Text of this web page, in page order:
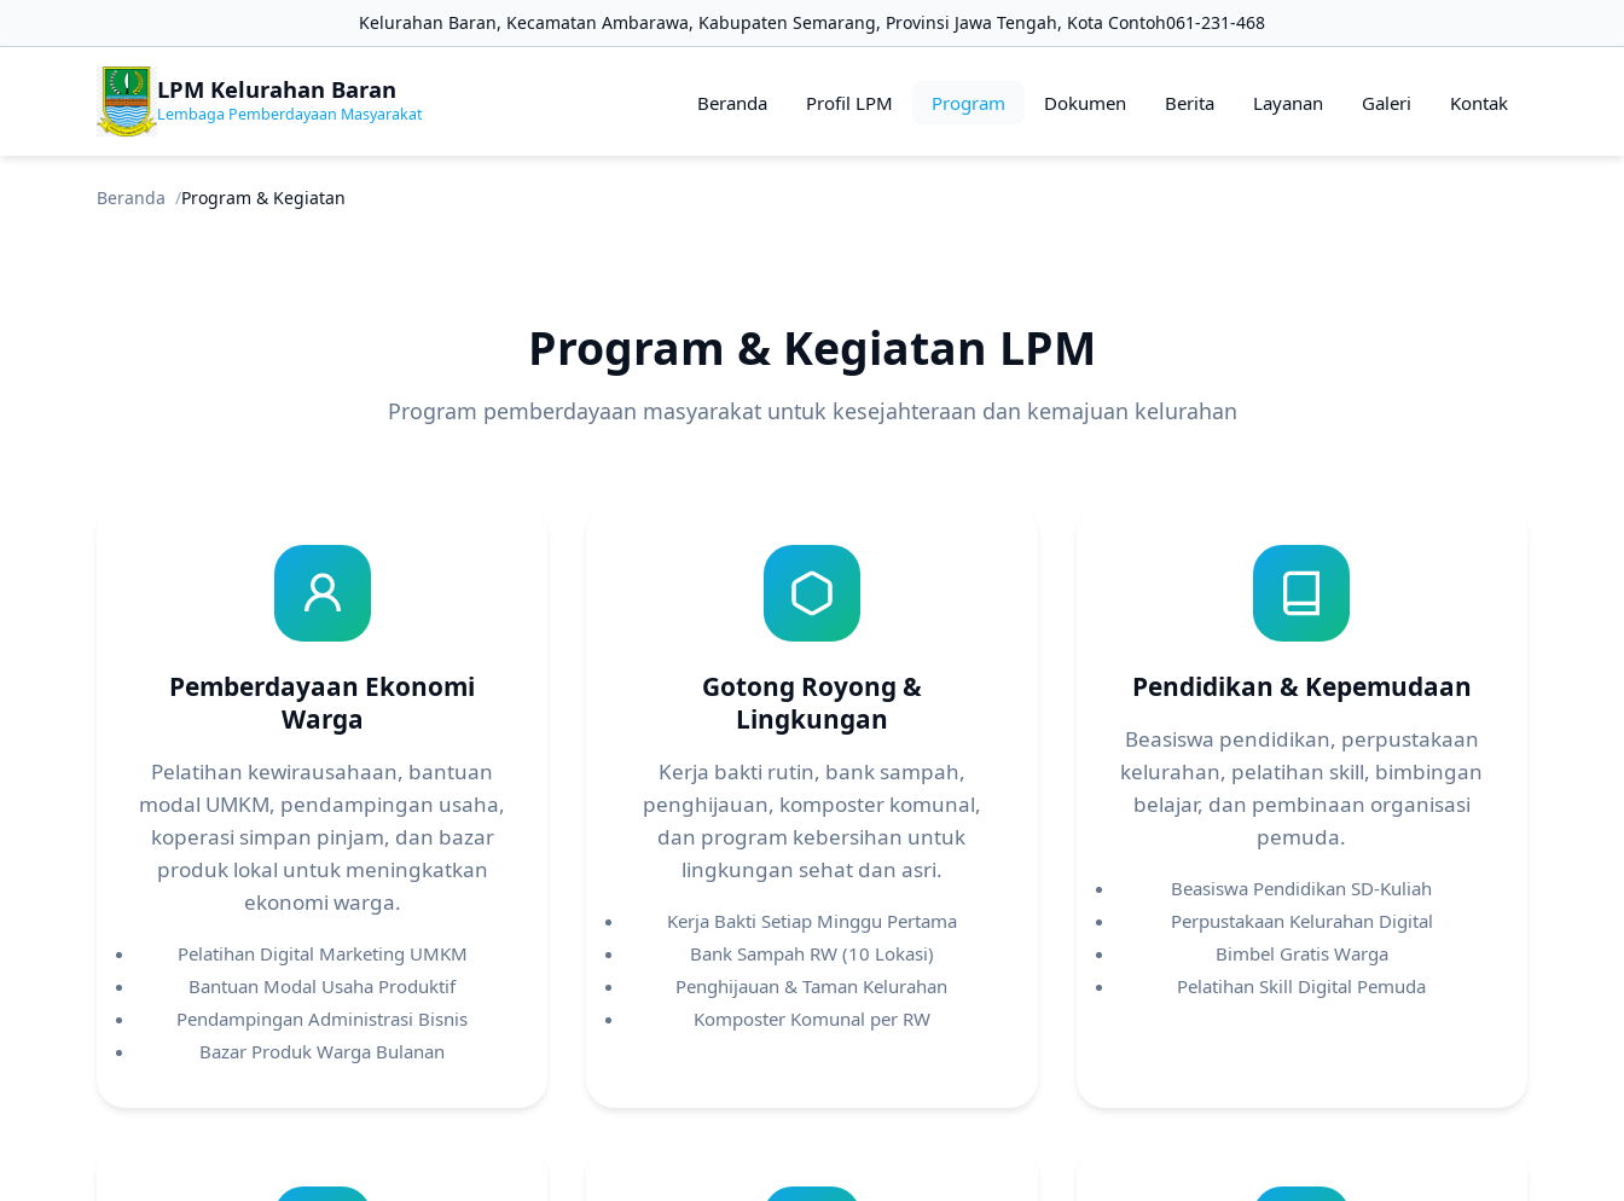
Kelurahan Baran, Kecamatan Ambarawa, Kabupaten Semarang, Provinsi Jawa Tengah, Kota Contoh061-231-468
LPM Kelurahan Baran
Lembaga Pemberdayaan Masyarakat Beranda Profil LPM Program Dokumen Berita Layanan Galeri Kontak
Beranda Program & Kegiatan
Program & Kegiatan LPM
Program pemberdayaan masyarakat untuk kesejahteraan dan kemajuan kelurahan
Pemberdayaan Ekonomi
Warga
Pelatihan kewirausahaan, bantuan
modal UMKM, pendampingan usaha,
koperasi simpan pinjam, dan bazar
produk lokal untuk meningkatkan
ekonomi warga.
Pelatihan Digital Marketing UMKM
Bantuan Modal Usaha Produktif
Pendampingan Administrasi Bisnis
Bazar Produk Warga Bulanan
Gotong Royong &
Lingkungan
Kerja bakti rutin, bank sampah,
penghijauan, komposter komunal,
dan program kebersihan untuk
lingkungan sehat dan asri.
Kerja Bakti Setiap Minggu Pertama
Bank Sampah RW (10 Lokasi)
Penghijauan & Taman Kelurahan
Komposter Komunal per RW
Pendidikan & Kepemudaan
Beasiswa pendidikan, perpustakaan
kelurahan, pelatihan skill, bimbingan
belajar, dan pembinaan organisasi
pemuda.
Beasiswa Pendidikan SD-Kuliah
Perpustakaan Kelurahan Digital
Bimbel Gratis Warga
Pelatihan Skill Digital Pemuda